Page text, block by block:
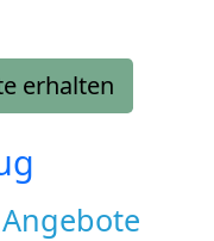
erhalten